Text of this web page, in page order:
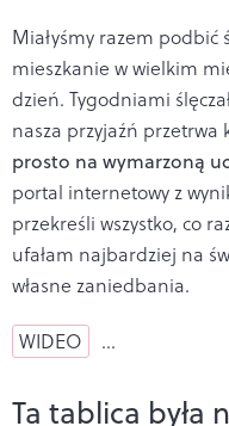
Miałyśmy razem podbić
mieszkanie w wielkim
dzień. Tygodniami
nasza przyjaźń przetrwa
prosto na wymarzoną
portal internetowy z
przekreśli wszystko, co
ufałam najbardziej na
własne zaniedbania.
WIDEO …
Ta tablica była